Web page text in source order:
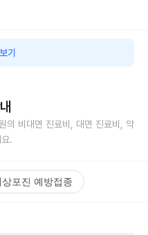
기
의 비대면 진료비, 대면 진료비, 약
.
상포진 예방접종